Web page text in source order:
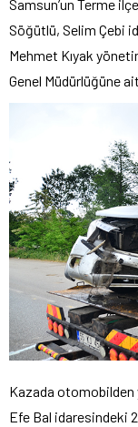
Samsun’un Terme
Söğütlü, Selim Çebi
Mehmet Kıyak
Genel Müdürlüğüne
Kazada otomobilden
Efe Bal idaresindeki